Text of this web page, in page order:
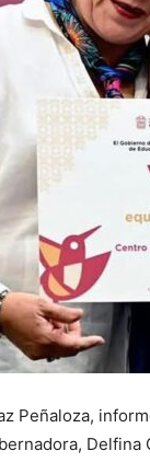
Peñaloza,
Delfina